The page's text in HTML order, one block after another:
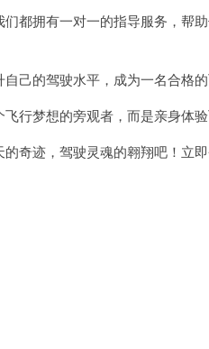
拥有一对一的指导服务，帮
的驾驶水平，成为一名合格的
梦想的旁观者，而是亲身体验
迹，驾驶灵魂的翱翔吧！立即